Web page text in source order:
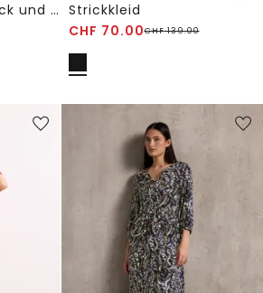
Maxikleid mit V-Neck und Print Strickkleid
CHF 70.00CHF139.00